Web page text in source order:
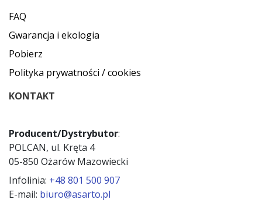
FAQ
Gwarancja i ekologia
Pobierz
Polityka prywatności / cookies
KONTAKT
Producent/Dystrybutor:
POLCAN, ul. Kręta 4
05-850 Ożarów Mazowiecki
Infolinia: +48 801 500 907
E-mail: biuro@asarto.pl